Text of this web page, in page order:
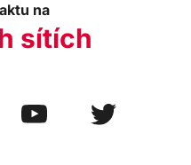
na
sítích